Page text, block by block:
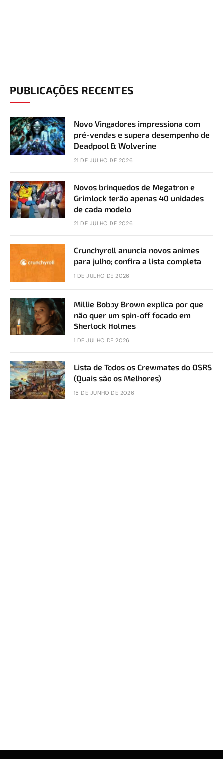
PUBLICAÇÕES RECENTES
Novo Vingadores impressiona com
pré-vendas e supera desempenho de
Deadpool & Wolverine
21 DE JULHO DE 2026
Novos brinquedos de Megatron e
Grimlock terão apenas 40 unidades
de cada modelo
21 DE JULHO DE 2026
Crunchyroll anuncia novos animes
para julho; confira a lista completa
1 DE JULHO DE 2026
Millie Bobby Brown explica por que
não quer um spin-off focado em
Sherlock Holmes
1 DE JULHO DE 2026
Lista de Todos os Crewmates do OSRS
(Quais são os Melhores)
15 DE JUNHO DE 2026